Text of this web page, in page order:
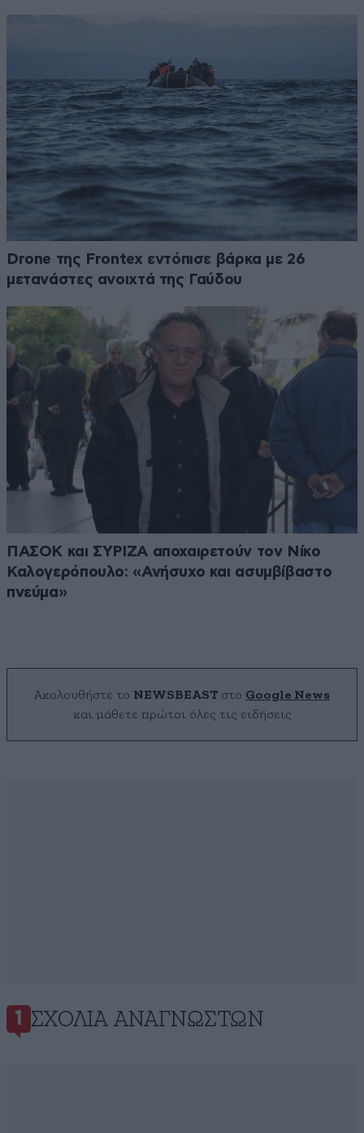
Drone της Frontex εντόπισε βάρκα με 26
μετανάστες ανοιχτά της Γαύδου
ΠΑΣΟΚ και ΣΥΡΙΖΑ αποχαιρετούν τον Νίκο
Καλογερόπουλο: «Ανήσυχο και ασυμβίβαστο
πνεύμα»
Ακολουθήστε το NEWSBEAST στο Google News
και μάθετε πρώτοι όλες τις ειδήσεις
1 ΣΧΌΛΙΑ ΑΝΑΓΝΩΣΤΏΝ